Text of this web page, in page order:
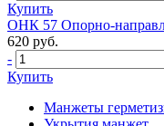
Купить
ОНК 57 Опорно-
620 руб.
-
Купить
Манжеты